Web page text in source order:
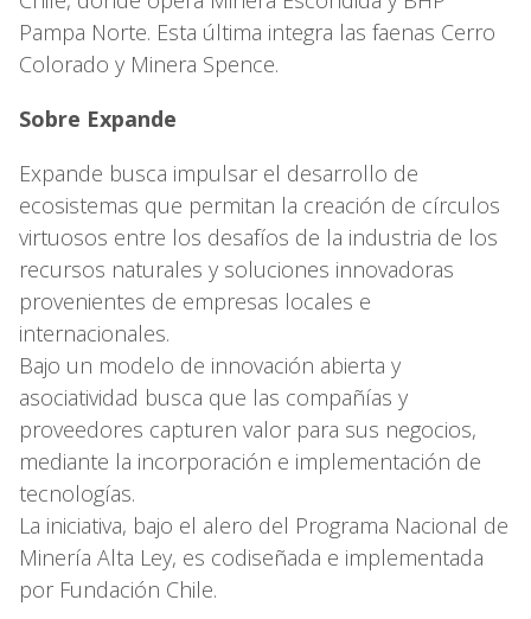
Pampa Norte. Esta última integra las faenas Cerro
Colorado y Minera Spence.
Sobre Expande
Expande busca impulsar el desarrollo de
ecosistemas que permitan la creación de círculos
virtuosos entre los desafíos de la industria de los
recursos naturales y soluciones innovadoras
provenientes de empresas locales e
internacionales.
Bajo un modelo de innovación abierta y
asociatividad busca que las compañías y
proveedores capturen valor para sus negocios,
mediante la incorporación e implementación de
tecnologías.
La iniciativa, bajo el alero del Programa Nacional de
Minería Alta Ley, es codiseñada e implementada
por Fundación Chile.